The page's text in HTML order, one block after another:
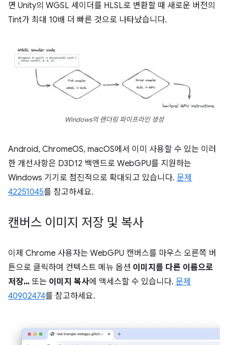
면 Unity의 WGSL 셰이더를 HLSL로 변환할 때 새로운 버전의
Tint가 최대 10배 더 빠른 것으로 나타났습니다.
Windows의 렌더링 파이프라인 생성
Android, ChromeOS, macOS에서 이미 사용할 수 있는 이러
한 개선사항은 D3D12 백엔드로 WebGPU를 지원하는
Windows 기기로 점진적으로 확대되고 있습니다. 문제
42251045를 참고하세요.
캔버스 이미지 저장 및 복사
이제 Chrome 사용자는 WebGPU 캔버스를 마우스 오른쪽 버
튼으로 클릭하여 컨텍스트 메뉴 옵션 이미지를 다른 이름으로
저장… 또는 이미지 복사에 액세스할 수 있습니다. 문제
40902474를 참고하세요.